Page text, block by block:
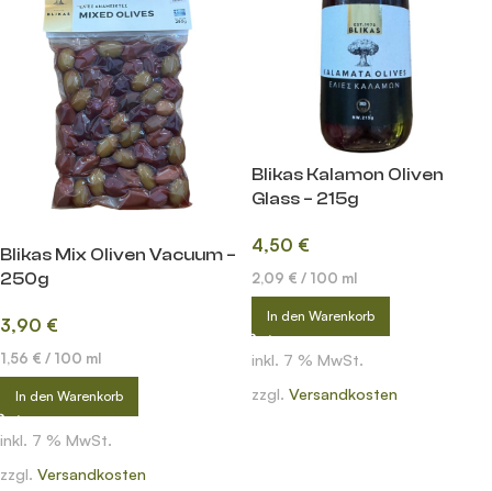
Blikas Mix Oliven Vacuum –
250g
3,90 €
1,56 € / 100 ml
In den Warenkorb
inkl. 7 % MwSt.
zzgl. Versandkosten
Blikas Kalamon Oliven
Glass – 215g
4,50 €
2,09 € / 100 ml
In den Warenkorb
inkl. 7 % MwSt.
zzgl. Versandkosten